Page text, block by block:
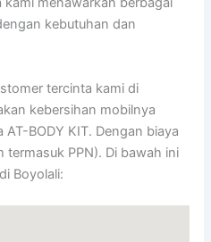
kebutuhan dan
tercinta kami di
kebersihan mobilnya
BODY KIT. Dengan biaya
PPN). Di bawah ini
Boyolali: